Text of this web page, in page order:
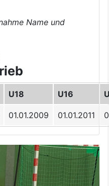
Name und
U18 U16
01.01.2009 01.01.2011